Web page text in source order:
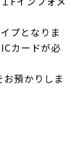
プとなりま
カードが必
預かりしま